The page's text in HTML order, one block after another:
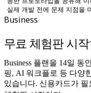
실제 개발 전에 문제 지점을
Business
무료 체험판 시
Business 플랜을 14일 동
핑, AI 워크플로 등 다양
있습니다. 신용카드가 필